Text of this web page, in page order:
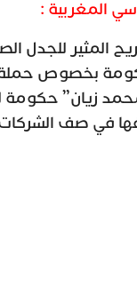
المغربية :
المثير للجدل
بخصوص
زيان” حكومة
في صف الشركات